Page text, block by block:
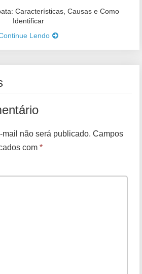
Características, Causas e Como
Identificar
Lendo
não será publicado. Campos
com *